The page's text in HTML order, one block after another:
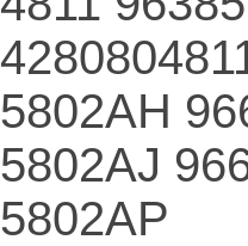
5802AH
5802AJ
5802AP